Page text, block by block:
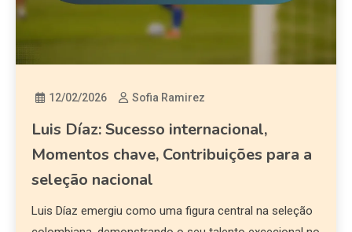
12/02/2026 Sofia Ramirez
Luis Díaz: Sucesso internacional,
Momentos chave, Contribuições para a
seleção nacional
Luis Díaz emergiu como uma figura central na seleção